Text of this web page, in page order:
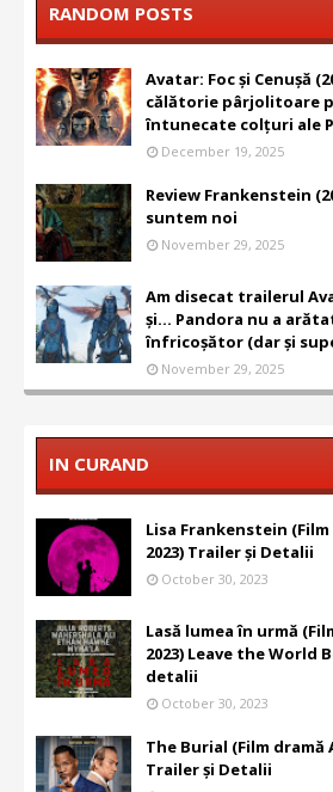
RANDOM POSTS
Avatar: Foc și Cenușă
călătorie pârjolitoare
întunecate colțuri ale
December 19, 2025
Review Frankenstein
suntem noi
November 29, 2025
Am disecat trailerul
și... Pandora nu a
înfricoșător (dar și
November 29, 2025
IN CURAND
Lisa Frankenstein
2023) Trailer și Detalii
October 30, 2023
Lasă lumea în urmă
2023) Leave the World
detalii
October 30, 2023
The Burial (Film dramă
Trailer și Detalii